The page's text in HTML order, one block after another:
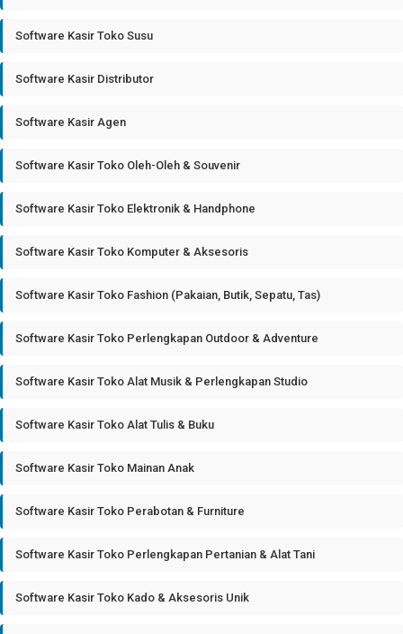
Software Kasir Toko Susu
Software Kasir Distributor
Software Kasir Agen
Software Kasir Toko Oleh-Oleh & Souvenir
Software Kasir Toko Elektronik & Handphone
Software Kasir Toko Komputer & Aksesoris
Software Kasir Toko Fashion (Pakaian, Butik, Sepatu, Tas)
Software Kasir Toko Perlengkapan Outdoor & Adventure
Software Kasir Toko Alat Musik & Perlengkapan Studio
Software Kasir Toko Alat Tulis & Buku
Software Kasir Toko Mainan Anak
Software Kasir Toko Perabotan & Furniture
Software Kasir Toko Perlengkapan Pertanian & Alat Tani
Software Kasir Toko Kado & Aksesoris Unik